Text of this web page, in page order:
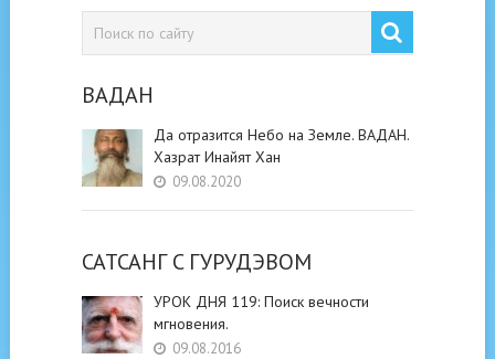
ВАДАН
Да отразится Небо на Земле. ВАДАН.
Хазрат Инайят Хан
09.08.2020
САТСАНГ C ГУРУДЭВОМ
УРОК ДНЯ 119: Поиск вечности
мгновения.
09.08.2016